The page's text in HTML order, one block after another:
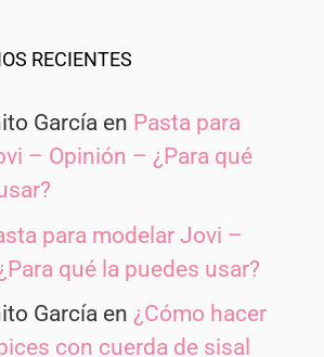
RECIENTES
García en Pasta para
– Opinión – ¿Para qué
para modelar Jovi –
qué la puedes usar?
García en ¿Cómo hacer
con cuerda de sisal